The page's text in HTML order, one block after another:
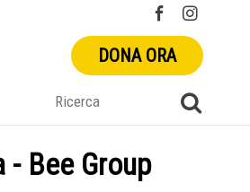
DONA ORA
Bee Group